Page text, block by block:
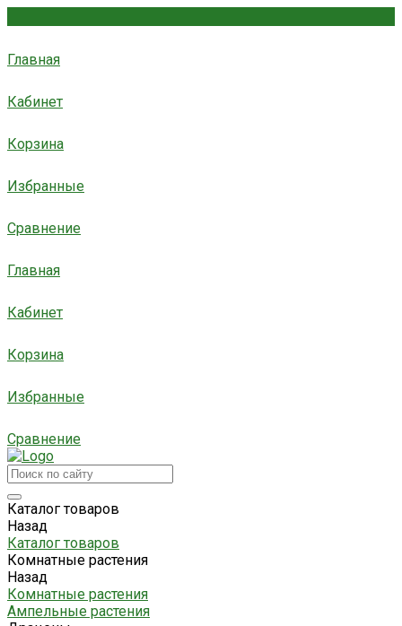
Главная
Кабинет
Корзина
Избранные
Сравнение
Главная
Кабинет
Корзина
Избранные
Сравнение
Каталог товаров
Назад
Каталог товаров
Комнатные растения
Назад
Комнатные растения
Ампельные растения